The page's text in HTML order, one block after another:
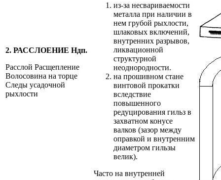
2. РАССЛОЕНИЕ Ндп.
Расслой Расщепление
Волосовина на торце
Следы усадочной
рыхлости
из-за несвариваемости
металла при наличии в
нем грубой рыхлости,
шлаковых включений,
внутренних разрывов,
ликвационной
структурной
неоднородности.
на прошивном стане
винтовой прокатки
вследствие
повышенного
редуцирования гильз в
захватном конусе
валков (зазор между
оправкой и внутренним
диаметром гильзы
велик).
Часто на внутренней